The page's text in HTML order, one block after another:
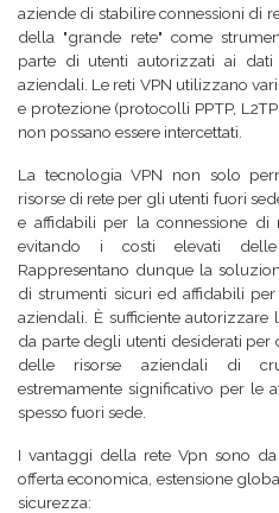
aziende di stabilire connessioni di
della "grande rete" come
parte di utenti autorizzati ai
aziendali. Le reti VPN utilizzano
e protezione (protocolli PPTP,
non possano essere intercettati.
La tecnologia VPN non solo
risorse di rete per gli utenti fuori
e affidabili per la connessione di
evitando i costi elevati delle
Rappresentano dunque la
di strumenti sicuri ed affidabili
aziendali. È sufficiente
da parte degli utenti desiderati
delle risorse aziendali di
estremamente significativo per le
spesso fuori sede.
I vantaggi della rete Vpn sono
offerta economica, estensione
sicurezza: